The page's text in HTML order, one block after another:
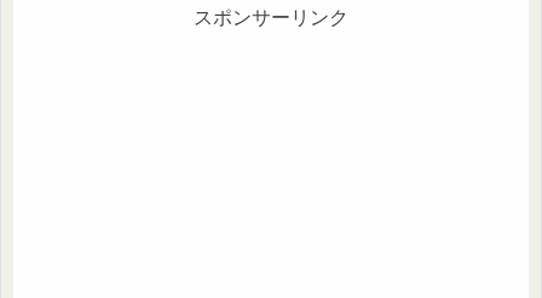
の栄養価と、体に嬉しいメリットを科
学的に、かつ噛み砕いてお伝えしま
スポンサーリンク